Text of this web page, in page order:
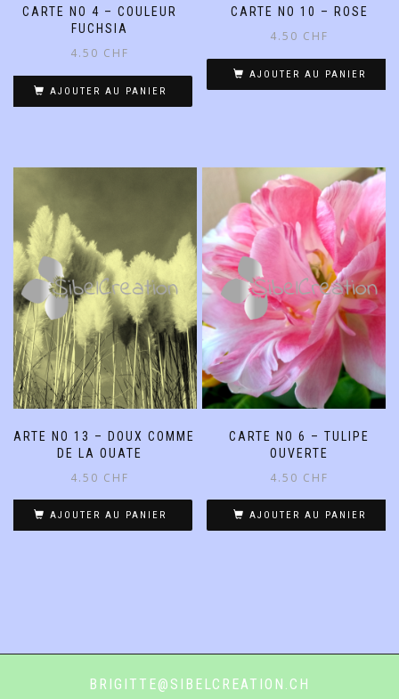
CARTE NO 4 – COULEUR
FUCHSIA
4.50 CHF
AJOUTER AU PANIER
CARTE NO 10 – ROSE
4.50 CHF
AJOUTER AU PANIER
CARTE NO 13 – DOUX COMME
DE LA OUATE
4.50 CHF
AJOUTER AU PANIER
CARTE NO 6 – TULIPE
OUVERTE
4.50 CHF
AJOUTER AU PANIER
BRIGITTE@SIBELCREATION.CH